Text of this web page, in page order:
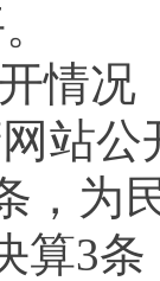
情况
网站公
，为
算3条